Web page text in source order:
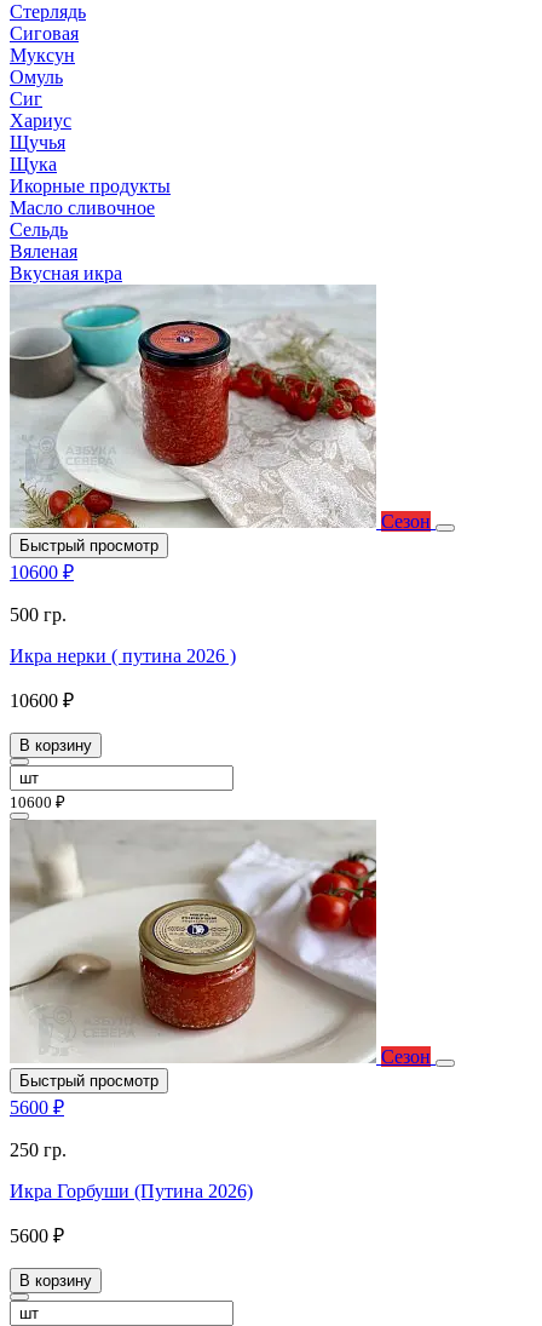
Стерлядь
Сиговая
Муксун
Омуль
Сиг
Хариус
Щучья
Щука
Икорные продукты
Масло сливочное
Сельдь
Вяленая
Вкусная икра
Сезон
Быстрый просмотр
10600 ₽
500 гр.
Икра нерки ( путина 2026 )
10600 ₽
В корзину
10600 ₽
Сезон
Быстрый просмотр
5600 ₽
250 гр.
Икра Горбуши (Путина 2026)
5600 ₽
В корзину